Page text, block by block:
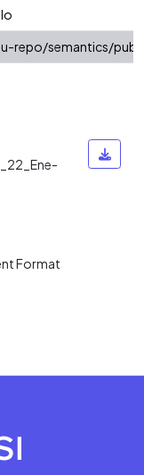
repo/semantics/
Format